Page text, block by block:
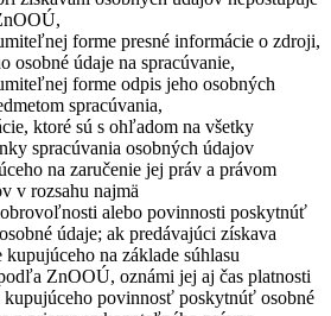
forme presné informácie o zdroji,
osobné údaje na spracúvanie,
forme odpis jeho osobných
spracúvania,
ktoré sú s ohľadom na všetky
spracúvania osobných údajov
na zaručenie jej práv a právom
v rozsahu najmä
alebo povinnosti poskytnúť
údaje; ak predávajúci získava
kupujúceho na základe súhlasu
ZnOOÚ, oznámi jej aj čas platnosti
kupujúceho povinnosť poskytnúť osobné